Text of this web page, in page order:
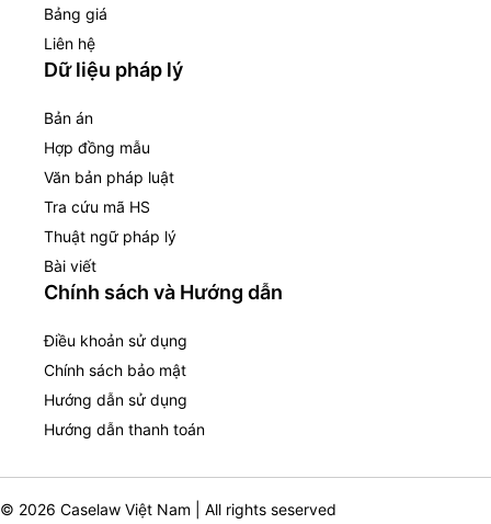
Bảng giá
Liên hệ
Dữ liệu pháp lý
Bản án
Hợp đồng mẫu
Văn bản pháp luật
Tra cứu mã HS
Thuật ngữ pháp lý
Bài viết
Chính sách và Hướng dẫn
Điều khoản sử dụng
Chính sách bảo mật
Hướng dẫn sử dụng
Hướng dẫn thanh toán
© 2026 Caselaw Việt Nam | All rights seserved